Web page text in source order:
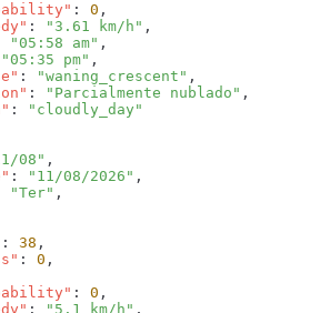
: 0
: "3.61 km/h"
"05:58 am"
"05:35 pm"
: "waning_crescent"
: "Parcialmente nublado"
:
08"
: "11/08/2026"
"Ter"
: 38
: 0
: 0
: "5.1 km/h"